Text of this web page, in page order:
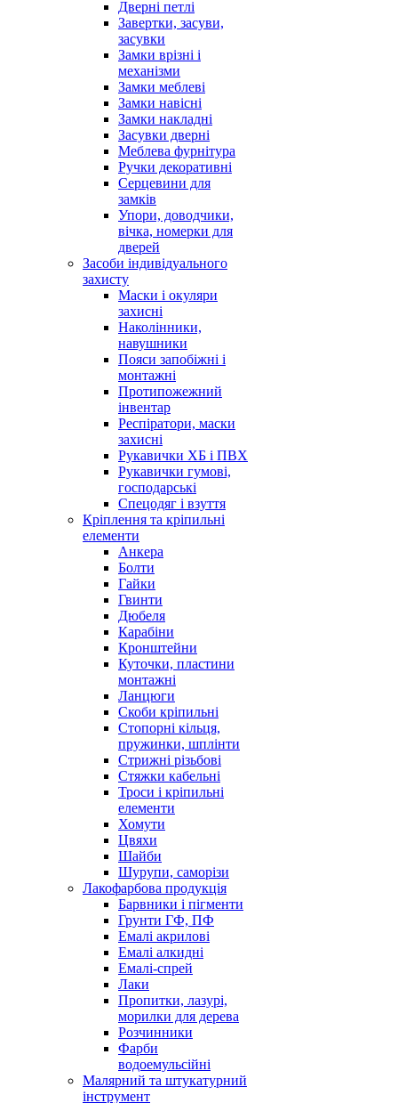
Дверні петлі
Завертки, засуви,
засувки
Замки врізні і
механізми
Замки меблеві
Замки навісні
Замки накладні
Засувки дверні
Меблева фурнітура
Ручки декоративні
Серцевини для
замків
Упори, доводчики,
вічка, номерки для
дверей
Засоби індивідуального
захисту
Маски і окуляри
захисні
Наколінники,
навушники
Пояси запобіжні і
монтажні
Протипожежний
інвентар
Респіратори, маски
захисні
Рукавички ХБ і ПВХ
Рукавички гумові,
господарські
Спецодяг і взуття
Кріплення та кріпильні
елементи
Анкера
Болти
Гайки
Гвинти
Дюбеля
Карабіни
Кронштейни
Куточки, пластини
монтажні
Ланцюги
Скоби кріпильні
Стопорні кільця,
пружинки, шплінти
Стрижні різьбові
Стяжки кабельні
Троси і кріпильні
елементи
Хомути
Цвяхи
Шайби
Шурупи, саморізи
Лакофарбова продукція
Барвники і пігменти
Грунти ГФ, ПФ
Емалі акрилові
Емалі алкидні
Емалі-спрей
Лаки
Пропитки, лазурі,
морилки для дерева
Розчинники
Фарби
водоемульсійні
Малярний та штукатурний
інструмент